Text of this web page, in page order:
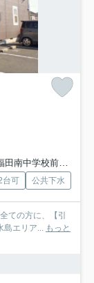
前」バス停下車 徒歩5分
台可 公共下水
ての方に、【引
エリア...
もっと